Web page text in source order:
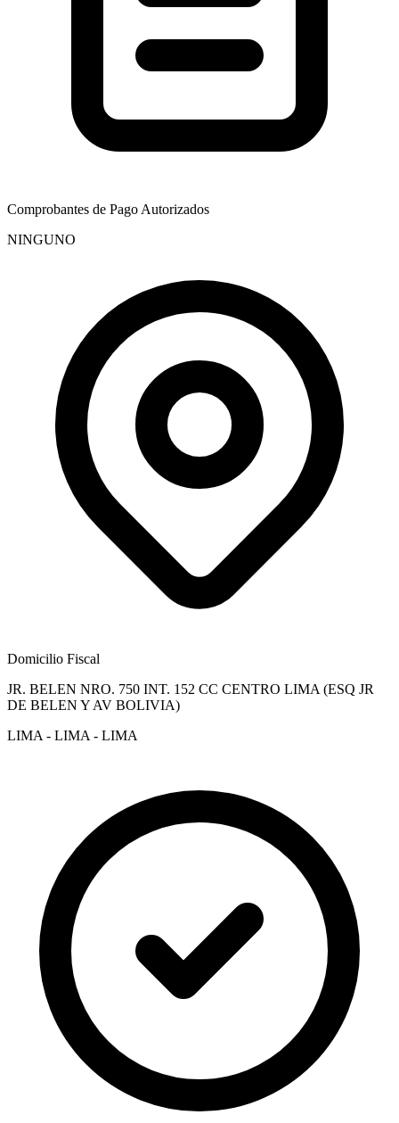
Comprobantes de Pago Autorizados
NINGUNO
Domicilio Fiscal
JR. BELEN NRO. 750 INT. 152 CC CENTRO LIMA (ESQ JR
DE BELEN Y AV BOLIVIA)
LIMA - LIMA - LIMA